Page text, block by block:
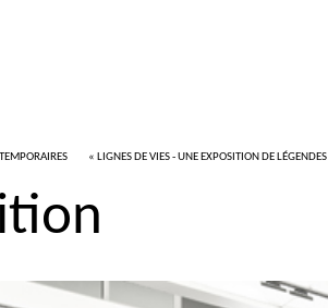
« LIGNES DE VIES - UNE EXPOSITION DE LÉGENDES